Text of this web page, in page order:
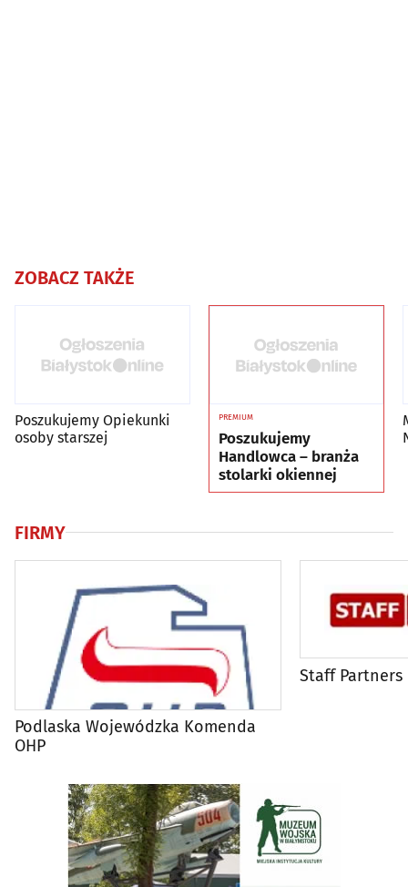
ZOBACZ TAKŻE
Poszukujemy Opiekunki
osoby starszej
PREMIUM
Poszukujemy
Handlowca – branża
stolarki okiennej
FIRMY
Podlaska Wojewódzka Komenda
OHP
Staff Partners